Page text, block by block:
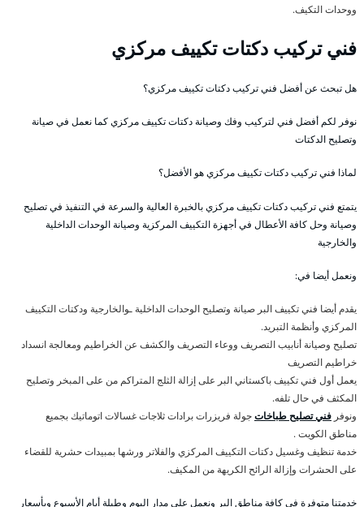
ووحدات التكيف.
فني تركيب دكتات تكييف مركزي
هل تبحث عن أفضل فني تركيب دكتات تكييف مركزي؟
نوفر لكم أفضل فني لتركيب وفك وصيانة دكتات تكييف مركزي كما نعمل في صيانة
وتصليح الدكتات
لماذا فني تركيب دكتات تكييف مركزي هو الأفضل؟
يتمتع فني تركيب دكتات تكييف مركزي بالخبرة العالية والسرعة في التنفيذ في تصليح
وصيانة وحل كافة الأعطال في أجهزة التكييف المركزية وصيانة الوحدات الداخلية
والخارجية
ونعمل أيضا في:
يقدم أيضا فني تكييف البر صيانة وتصليح الوحدات الداخلية ـوالخارجية ودكتات التكييف
المركزي وأنظمة التبريد.
تصليح وصيانة أنابيب التصريف ووعاء التصريف والكشف عن الخراطيم ومعالجة انسداد
خراطيم التصريف
يعمل أول فني تكييف باكستاني البر على إزالة الثلج المتراكم من على المبخر وتصليح
المكثف في حال تلفه.
ونوفر فني تصليح طباخاتجولة فريزرات برادات ثلاجات غسالات اتوماتيك بجميع
مناطق الكويت .
خدمة تنظيف وغسيل دكتات التكييف المركزي والفلاتر ورشها بمبيدات حشرية للقضاء
على الحشرات وإزالة الرائح الكريهة من المكيف.
خدمتنا متوفرة في كافة مناطق البر ونعمل على مدار اليوم وطيلة أيام الأسبوع وبأسعار